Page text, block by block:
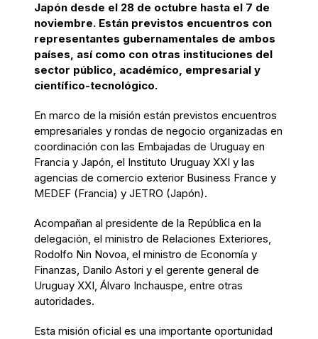
Japón desde el 28 de octubre hasta el 7 de
noviembre. Están previstos encuentros con
representantes gubernamentales de ambos
países, así como con otras instituciones del
sector público, académico, empresarial y
científico-tecnológico.
En marco de la misión están previstos encuentros
empresariales y rondas de negocio organizadas en
coordinación con las Embajadas de Uruguay en
Francia y Japón, el Instituto Uruguay XXI y las
agencias de comercio exterior Business France y
MEDEF (Francia) y JETRO (Japón).
Acompañan al presidente de la República en la
delegación, el ministro de Relaciones Exteriores,
Rodolfo Nin Novoa, el ministro de Economía y
Finanzas, Danilo Astori y el gerente general de
Uruguay XXI, Álvaro Inchauspe, entre otras
autoridades.
Esta misión oficial es una importante oportunidad